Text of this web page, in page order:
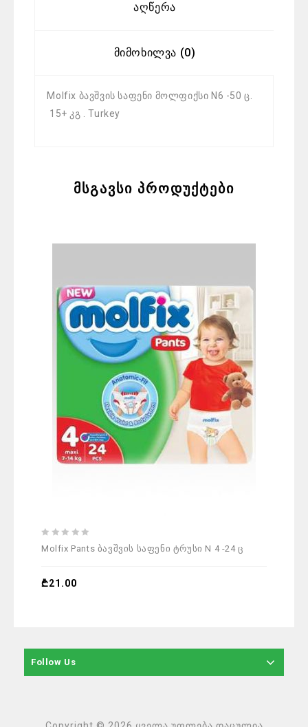
Აღწერა
Მიმოხილვა (0)
Molfix ბავშვის საფენი მოლფიქსი N6 -50 ც.
15+ კგ . Turkey
მსგავსი პროდუქტები
5
Molfix Pants ბავშვის საფენი ტრუსი N 4 -24 ც
₾21.00
Follow Us